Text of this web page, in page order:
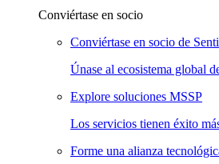
Conviértase en socio
Conviértase en socio de
Únase al ecosistema global
Explore soluciones MSSP
Los servicios tienen éxito
Forme una alianza